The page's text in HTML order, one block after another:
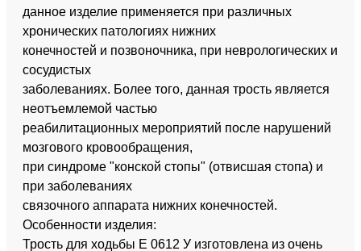
данное изделие применяется при различных
хронических патологиях нижних
конечностей и позвоночника, при неврологических и
сосудистых
заболеваниях. Более того, данная трость является
неотъемлемой частью
реабилитационных мероприятий после нарушений
мозгового кровообращения,
при синдроме "конской стопы" (отвисшая стопа) и
при заболеваниях
связочного аппарата нижних конечностей.
Особенности изделия:
Трость для ходьбы E 0612 У изготовлена из очень